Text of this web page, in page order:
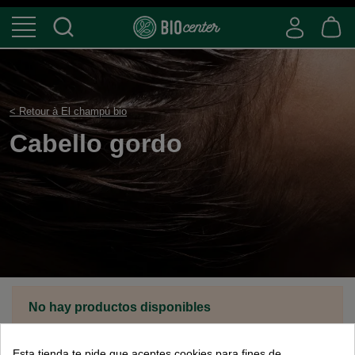
< Retour à El champú bio
Cabello gordo
No hay productos disponibles